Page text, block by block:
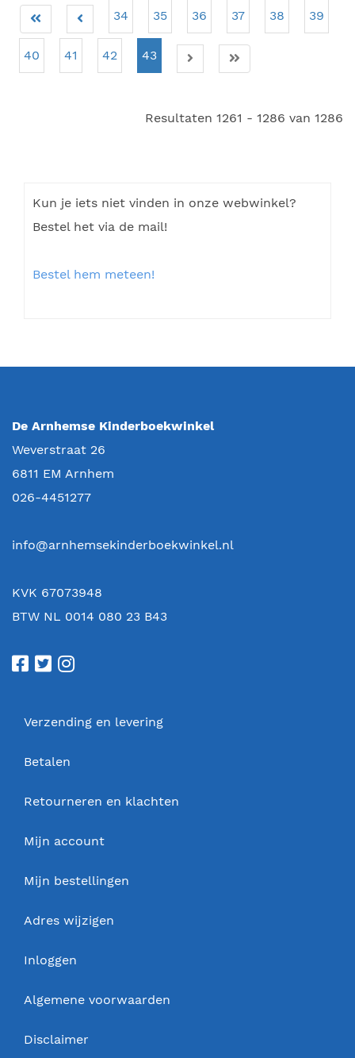
34 35 36 37 38 39
40 41 42 43
Resultaten 1261 - 1286 van 1286
Kun je iets niet vinden in onze webwinkel?
Bestel het via de mail!
Bestel hem meteen!
De Arnhemse Kinderboekwinkel
Weverstraat 26
6811 EM Arnhem
026-4451277
info@arnhemsekinderboekwinkel.nl
KVK 67073948
BTW NL 0014 080 23 B43
Verzending en levering
Betalen
Retourneren en klachten
Mijn account
Mijn bestellingen
Adres wijzigen
Inloggen
Algemene voorwaarden
Disclaimer